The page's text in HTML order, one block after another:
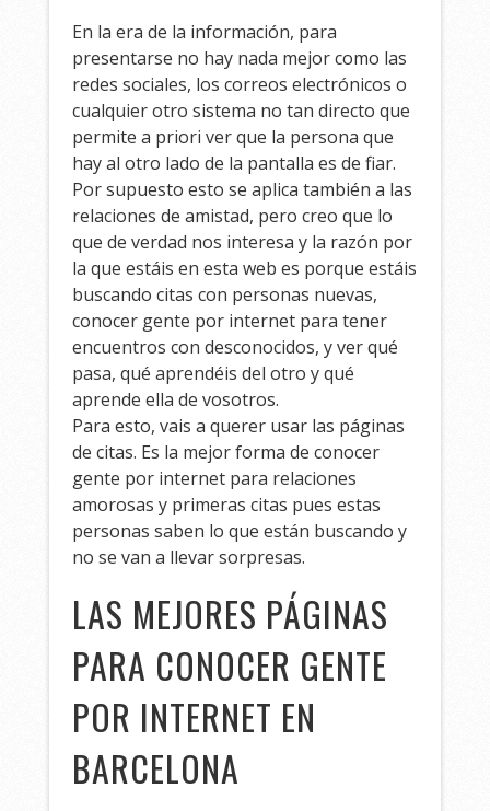
En la era de la información, para
presentarse no hay nada mejor como las
redes sociales, los correos electrónicos o
cualquier otro sistema no tan directo que
permite a priori ver que la persona que
hay al otro lado de la pantalla es de fiar.
Por supuesto esto se aplica también a las
relaciones de amistad, pero creo que lo
que de verdad nos interesa y la razón por
la que estáis en esta web es porque estáis
buscando citas con personas nuevas,
conocer gente por internet para tener
encuentros con desconocidos, y ver qué
pasa, qué aprendéis del otro y qué
aprende ella de vosotros.
Para esto, vais a querer usar las páginas
de citas. Es la mejor forma de conocer
gente por internet para relaciones
amorosas y primeras citas pues estas
personas saben lo que están buscando y
no se van a llevar sorpresas.
LAS MEJORES PÁGINAS
PARA CONOCER GENTE
POR INTERNET EN
BARCELONA